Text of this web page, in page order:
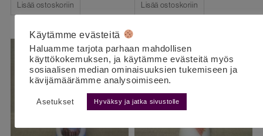
Lisää ostoskoriin Lisää ostoskoriin
Käytämme evästeitä
Haluamme tarjota parhaan mahdollisen
käyttökokemuksen, ja käytämme evästeitä myös
sosiaalisen median ominaisuuksien tukemiseen ja
kävijämäärämme analysoimiseen.
Asetukset Hyväksy ja jatka sivustolle